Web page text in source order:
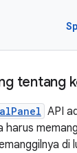
tentang
API
harus
di